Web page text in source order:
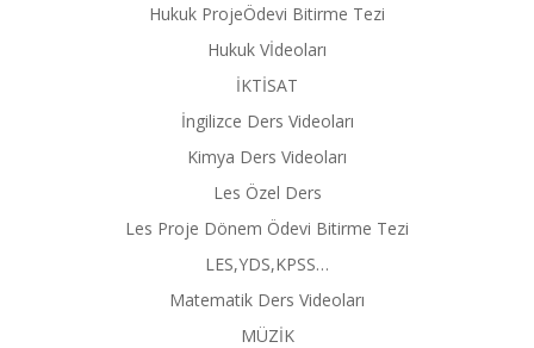
Hukuk ProjeÖdevi Bitirme Tezi
Hukuk Vİdeoları
İKTİSAT
İngilizce Ders Videoları
Kimya Ders Videoları
Les Özel Ders
Les Proje Dönem Ödevi Bitirme Tezi
LES,YDS,KPSS…
Matematik Ders Videoları
MÜZİK